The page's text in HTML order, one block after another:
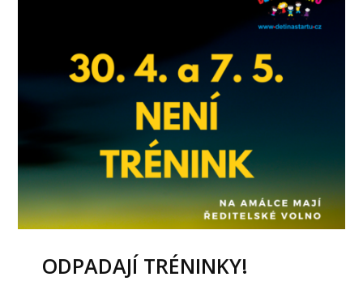
ODPADAJÍ TRÉNINKY!